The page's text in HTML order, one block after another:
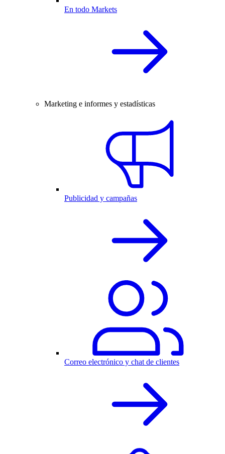
En todo Markets
Marketing e informes y estadísticas
Publicidad y campañas
Correo electrónico y chat de clientes